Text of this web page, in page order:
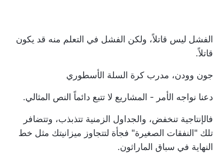
الفشل ليس قاتلاً، ولكن الفشل في التعلم منه قد يكون
قاتلاً.
جون وودن، مدرب كرة السلة الأسطوري
دعنا نواجه الأمر - المشاريع لا تتبع دائماً النص المثالي.
فالإنتاجية تنخفض، والجداول الزمنية تتذبذب، وتتضافر
تلك "النفقات الصغيرة" فجأة لتتجاوز ميزانيتك مثل خط
النهاية في سباق الماراثون.